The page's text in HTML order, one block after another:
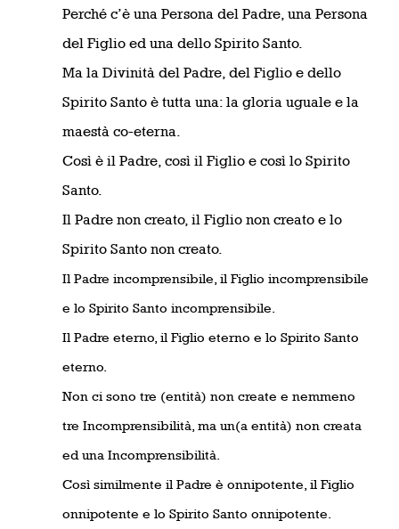
Perché c’è una Persona del Padre, una Persona
del Figlio ed una dello Spirito Santo.
Ma la Divinità del Padre, del Figlio e dello
Spirito Santo è tutta una: la gloria uguale e la
maestà co-eterna.
Così è il Padre, così il Figlio e così lo Spirito
Santo.
Il Padre non creato, il Figlio non creato e lo
Spirito Santo non creato.
Il Padre incomprensibile, il Figlio incomprensibile
e lo Spirito Santo incomprensibile.
Il Padre eterno, il Figlio eterno e lo Spirito Santo
eterno.
Non ci sono tre (entità) non create e nemmeno
tre Incomprensibilità, ma un(a entità) non creata
ed una Incomprensibilità.
Così similmente il Padre è onnipotente, il Figlio
onnipotente e lo Spirito Santo onnipotente.